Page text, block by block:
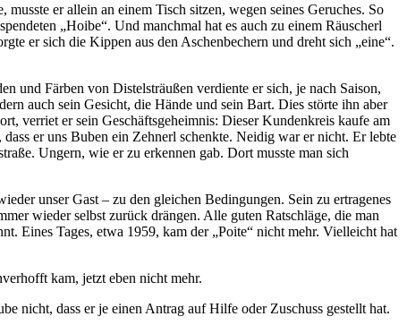
er allein an einem Tisch sitzen, wegen seines Geruches. So
„Hoibe“. Und manchmal hat es auch zu einem Räuscherl
er sich die Kippen aus den Aschenbechern und dreht sich „eine“.
und Färben von Distelsträußen verdiente er sich, je nach Saison,
auch sein Ge­sicht, die Hände und sein Bart. Dies störte ihn aber
verriet er sein Geschäfts­geheimnis: Dieser Kundenkreis kaufe am
er uns Buben ein Zehnerl schenk­te. Neidig war er nicht. Er lebte
Ungern, wie er zu erkennen gab. Dort musste man sich
un­ser Gast – zu den gleichen Bedingungen. Sein zu ertragenes
wieder selbst zurück drängen. Alle guten Ratschläge, die man
Eines Tages, etwa 1959, kam der „Poite“ nicht mehr. Vielleicht hat
kam, jetzt eben nicht mehr.
nicht, dass er je einen Antrag auf Hilfe oder Zuschuss gestellt hat.